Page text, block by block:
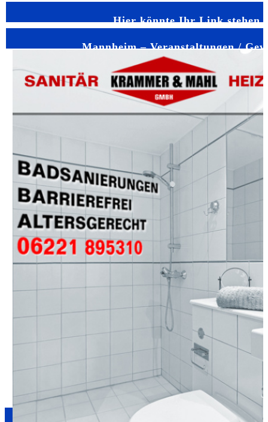
Hier könnte Ihr Link stehen
Mannheim – Veranstaltungen /